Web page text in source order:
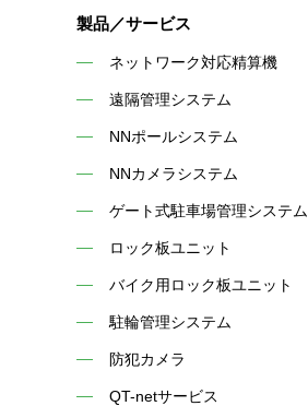
製品／サービス
ネットワーク対応精算機
遠隔管理システム
NNポールシステム
NNカメラシステム
ゲート式駐車場管理システム
ロック板ユニット
バイク用ロック板ユニット
駐輪管理システム
防犯カメラ
QT-netサービス